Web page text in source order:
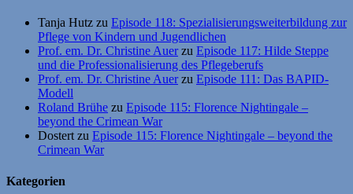
Tanja Hutz zu Episode 118: Spezialisierungsweiterbildung zur
Pflege von Kindern und Jugendlichen
Prof. em. Dr. Christine Auerzu Episode 117: Hilde Steppe
und die Professionalisierung des Pflegeberufs
Prof. em. Dr. Christine Auerzu Episode 111: Das BAPID-
Modell
Roland Brühe zu Episode 115: Florence Nightingale –
beyond the Crimean War
Dostert zu Episode 115: Florence Nightingale – beyond the
Crimean War
Kategorien